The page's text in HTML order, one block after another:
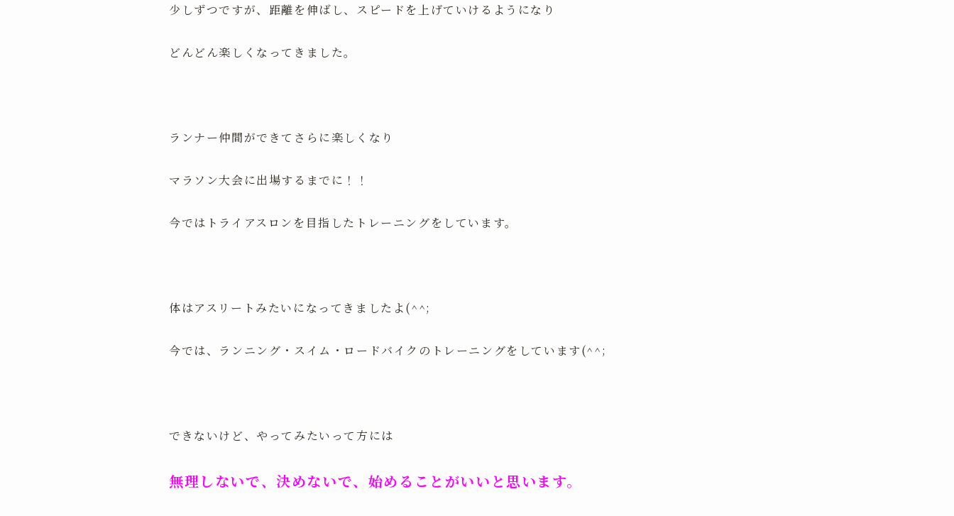
少しずつですが、距離を伸ばし、スピードを上げていけるようになり
どんどん楽しくなってきました。
ランナー仲間ができてさらに楽しくなり
マラソン大会に出場するまでに！！
今ではトライアスロンを目指したトレーニングをしています。
体はアスリートみたいになってきましたよ(^^;
今では、ランニング・スイム・ロードバイクのトレーニングをしています(^^;
できないけど、やってみたいって方には
無理しないで、決めないで、始めることがいいと思います。